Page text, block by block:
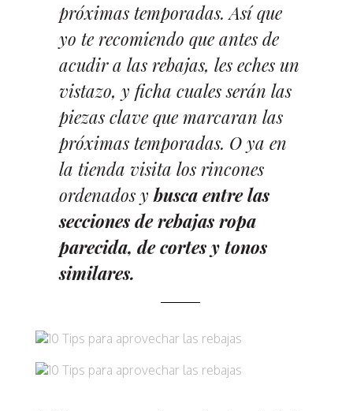
próximas temporadas. Así que
yo te recomiendo que antes de
acudir a las rebajas, les eches un
vistazo, y ficha cuales serán las
piezas clave que marcaran las
próximas temporadas. O ya en
la tienda visita los rincones
ordenados ybusca entre las
secciones de rebajas ropa
parecida, de cortes y tonos
similares.